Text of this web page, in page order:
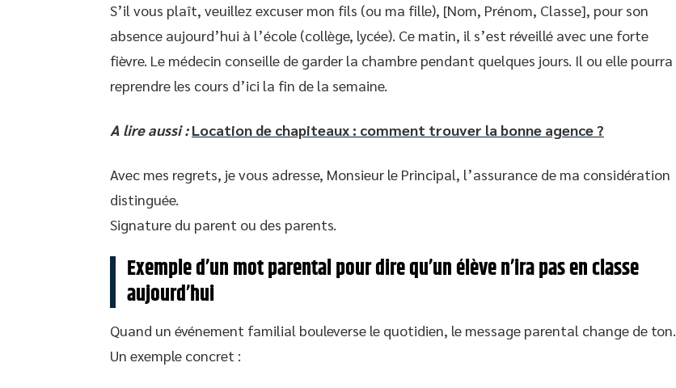
S’il vous plaît, veuillez excuser mon fils (ou ma fille), [Nom, Prénom, Classe], pour son
absence aujourd’hui à l’école (collège, lycée). Ce matin, il s’est réveillé avec une forte
fièvre. Le médecin conseille de garder la chambre pendant quelques jours. Il ou elle pourra
reprendre les cours d’ici la fin de la semaine.
A lire aussi : Location de chapiteaux : comment trouver la bonne agence ?
Avec mes regrets, je vous adresse, Monsieur le Principal, l’assurance de ma considération
distinguée.
Signature du parent ou des parents.
Exemple d’un mot parental pour dire qu’un élève n’ira pas en classe
aujourd’hui
Quand un événement familial bouleverse le quotidien, le message parental change de ton.
Un exemple concret :